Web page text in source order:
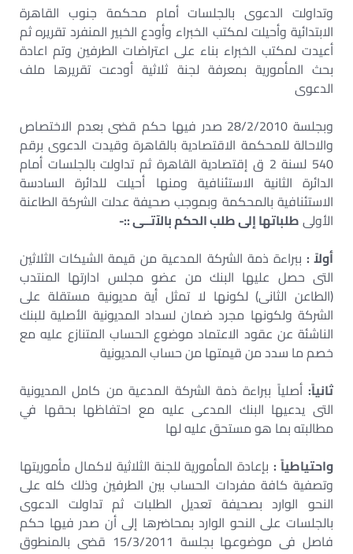
وتداولت الدعوى بالجلسات أمام محكمة جنوب القاهرة
الابتدائية وأحيلت لمكتب الخبراء وأودع الخبير المنفرد تقريره ثم
أعيدت لمكتب الخبراء بناء على اعتراضات الطرفين وتم اعادة
بحث المأمورية بمعرفة لجنة ثلاثية أودعت تقريرها ملف
الدعوى
وبجلسة 28/2/2010 صدر فيها حكم قضى بعدم الاختصاص
والاحالة للمحكمة الاقتصادية بالقاهرة وقيدت الدعوى برقم
540 لسنة 2 ق إقتصادية القاهرة ثم تداولت بالجلسات أمام
الدائرة الثانية الاستئنافية ومنها أحيلت للدائرة السادسة
الاستئنافية بالمحكمة وبموجب صحيفة عدلت الشركة الطاعنة
الأولىطلباتها إلى طلب الحكم بالآتــى ::-
أولاً : ببراءة ذمة الشركة المدعية من قيمة الشيكات الثلاثين
التى حصل عليها البنك من عضو مجلس ادارتها المنتدب
(الطاعن الثانى) لكونها لا تمثل أية مديونية مستقلة على
الشركة ولكونها مجرد ضمان لسداد المديونية الأصلية للبنك
الناشئة عن عقود الاعتماد موضوع الحساب المتنازع عليه مع
خصم ما سدد من قيمتها من حساب المديونية
ثانياً: أصلياً ببراءة ذمة الشركة المدعية من كامل المديونية
التى يدعيها البنك المدعى عليه مع احتفاظها بحقها في
مطالبته بما هو مستحق عليه لها
واحتياطياً :بإعادة المأمورية للجنة الثلاثية لاكمال مأموريتها
وتصفية كافة مفردات الحساب بين الطرفين وذلك كله على
النحو الوارد بصحيفة تعديل الطلبات ثم تداولت الدعوى
بالجلسات على النحو الوارد بمحاضرها إلى أن صدر فيها حكم
فاصل فى موضوعها بجلسة 15/3/2011 قضى بالمنطوق